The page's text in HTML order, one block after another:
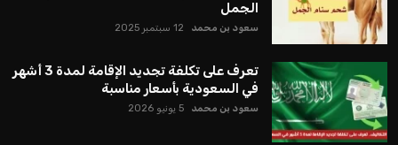
الجمل
سعود بن محمد 12 سبتمبر 2025
تعرف على تكلفة تجديد الإقامة لمدة 3 أشهر
في السعودية بأسعار مناسبة
سعود بن محمد 5 يونيو 2026